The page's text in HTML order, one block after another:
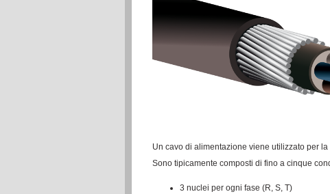
Un cavo di alimentazione viene utilizzato per
Sono tipicamente composti di fino a cinque
3 nuclei per ogni fase (R, S, T)